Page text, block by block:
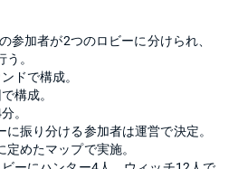
参加者が2つのロビーに分けられ、
。
ドで構成。
構成。
。
振り分ける参加者は運営で決定。
めたマップで実施。